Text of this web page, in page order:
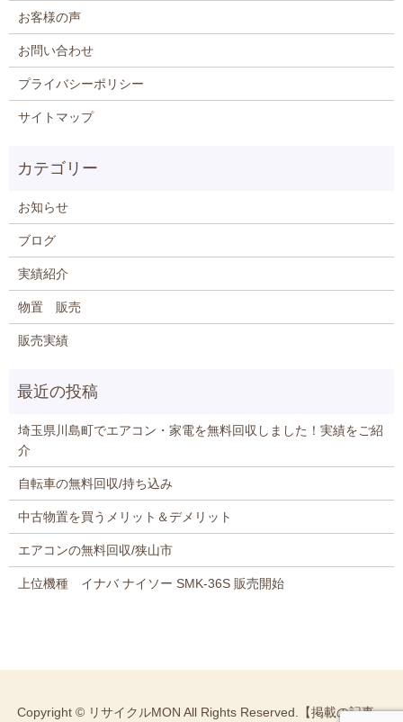
お客様の声
お問い合わせ
プライバシーポリシー
サイトマップ
お知らせ
ブログ
実績紹介
物置 販売
販売実績
埼玉県川島町でエアコン・家電を無料回収しました！実績をご紹
介
自転車の無料回収/持ち込み
中古物置を買うメリット＆デメリット
エアコンの無料回収/狭山市
上位機種 イナバ ナイソー SMK-36S 販売開始
Copyright © リサイクルMON All Rights Reserved.【掲載の記事・